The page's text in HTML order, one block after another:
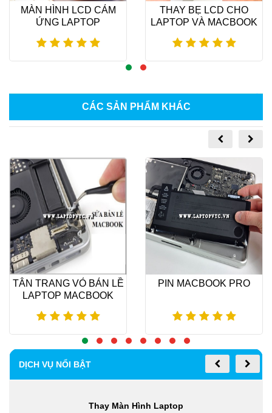
MÀN HÌNH LCD CẢM
ỨNG LAPTOP
THAY BẸ LCD CHO
LAPTOP VÀ MACBOOK
CÁC SẢN PHẨM KHÁC
TÂN TRANG VỎ BẢN LỀ
LAPTOP MACBOOK
Xem thêm
PIN MACBOOK PRO
Xem thêm
DỊCH VỤ NỔI BẬT
Thay Màn Hình Laptop